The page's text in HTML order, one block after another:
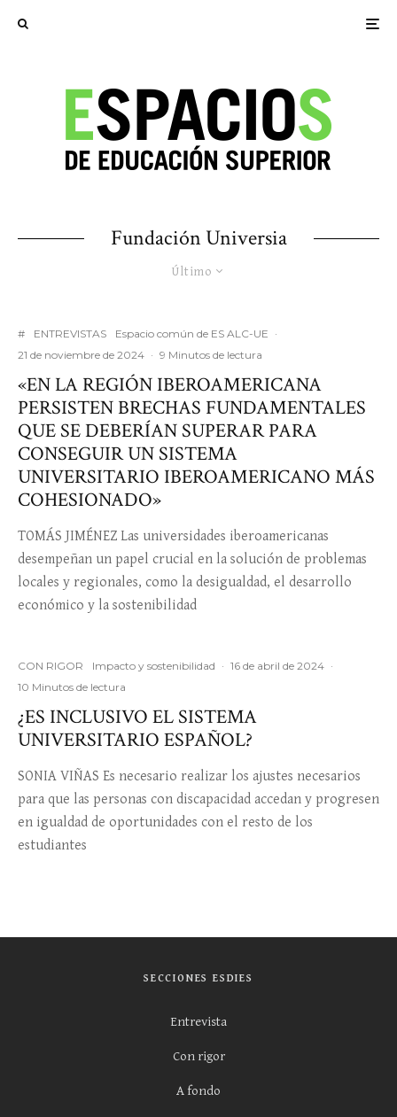
Fundación Universia
Último
# ENTREVISTAS Espacio común de ES ALC-UE ·
21 de noviembre de 2024 · 9 Minutos de lectura
«EN LA REGIÓN IBEROAMERICANA
PERSISTEN BRECHAS FUNDAMENTALES
QUE SE DEBERÍAN SUPERAR PARA
CONSEGUIR UN SISTEMA
UNIVERSITARIO IBEROAMERICANO MÁS
COHESIONADO»
TOMÁS JIMÉNEZ Las universidades iberoamericanas
desempeñan un papel crucial en la solución de problemas
locales y regionales, como la desigualdad, el desarrollo
económico y la sostenibilidad
CON RIGOR Impacto y sostenibilidad · 16 de abril de 2024 ·
10 Minutos de lectura
¿ES INCLUSIVO EL SISTEMA
UNIVERSITARIO ESPAÑOL?
SONIA VIÑAS Es necesario realizar los ajustes necesarios
para que las personas con discapacidad accedan y progresen
en igualdad de oportunidades con el resto de los
estudiantes
SECCIONES ESDIES
Entrevista
Con rigor
A fondo